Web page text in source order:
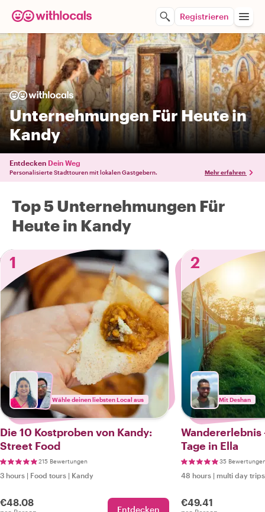
Registrieren
Unternehmungen Für Heute in
Kandy
Entdecken Dein Weg
Personalisierte Stadttouren mit lokalen Gastgebern. Mehr erfahren
Top 5 Unternehmungen Für
Heute in Kandy
1
Wähle deinen liebsten Local aus
Die 10 Kostproben von Kandy:
Street Food
215 Bewertungen
3 hours | Food tours | Kandy
€48.08
Entdecken
2
Mit Deshan
Wandererlebnis
Tage in Ella
35
48 hours | multi day trips
€49.41